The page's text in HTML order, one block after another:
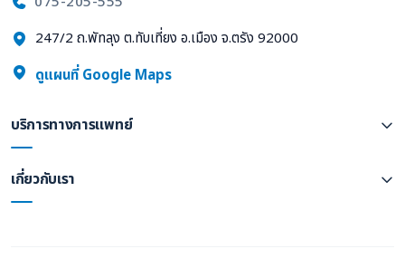
247/2 ถ.พัทลุง ต.ทับเที่ยง อ.เมือง จ.ตรัง 92000
ดูแผนที่ Google Maps
บริการทางการแพทย์
เกี่ยวกับเรา